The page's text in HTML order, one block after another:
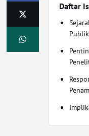
Daftar
Publik